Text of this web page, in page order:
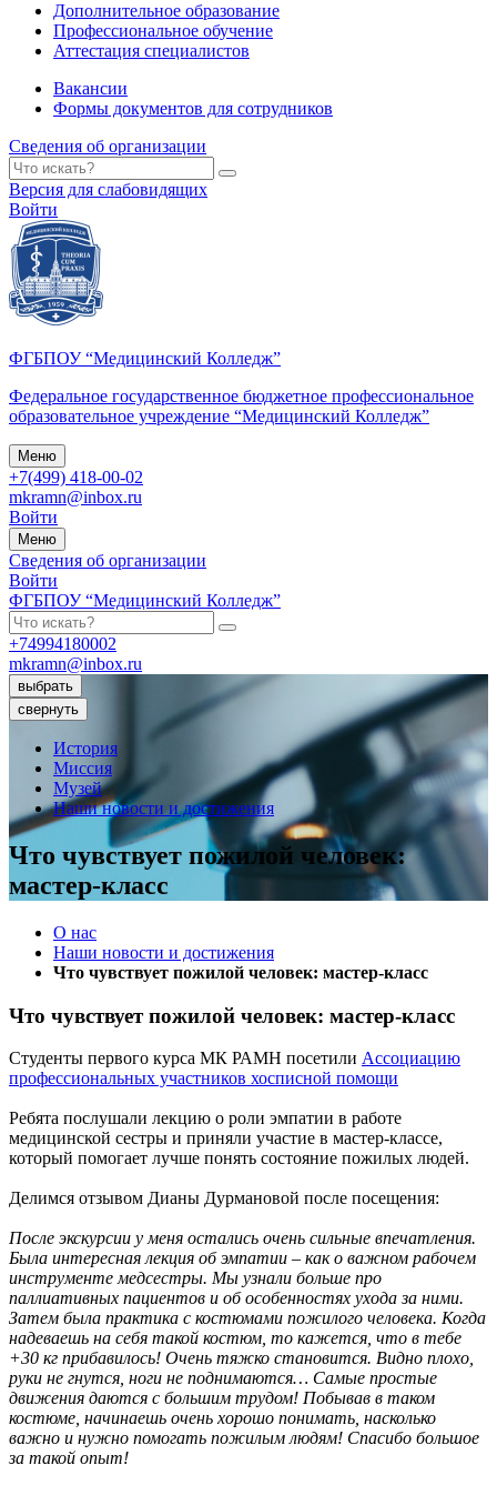
Дополнительное образование
Профессиональное обучение
Аттестация специалистов
Вакансии
Формы документов для сотрудников
Сведения об организации
Версия для слабовидящих
Войти
ФГБПОУ “Медицинский Колледж”
Федеральное государственное бюджетное профессиональное
образовательное учреждение “Медицинский Колледж”
Меню
+7(499) 418-00-02
mkramn@inbox.ru
Войти
Меню
Сведения об организации
Войти
ФГБПОУ “Медицинский Колледж”
+74994180002
mkramn@inbox.ru
выбрать
свернуть
История
Миссия
Музей
Наши новости и достижения
Что чувствует пожилой человек:
мастер-класс
О нас
Наши новости и достижения
Что чувствует пожилой человек: мастер-класс
Что чувствует пожилой человек: мастер-класс
Студенты первого курса МК РАМН посетили Ассоциацию
профессиональных участников хосписной помощи
Ребята послушали лекцию о роли эмпатии в работе
медицинской сестры и приняли участие в мастер-классе,
который помогает лучше понять состояние пожилых людей.
Делимся отзывом Дианы Дурмановой после посещения:
После экскурсии у меня остались очень сильные впечатления.
Была интересная лекция об эмпатии – как о важном рабочем
инструменте медсестры. Мы узнали больше про
паллиативных пациентов и об особенностях ухода за ними.
Затем была практика с костюмами пожилого человека. Когда
надеваешь на себя такой костюм, то кажется, что в тебе
+30 кг прибавилось! Очень тяжко становится. Видно плохо,
руки не гнутся, ноги не поднимаются… Самые простые
движения даются с большим трудом! Побывав в таком
костюме, начинаешь очень хорошо понимать, насколько
важно и нужно помогать пожилым людям! Спасибо большое
за такой опыт!